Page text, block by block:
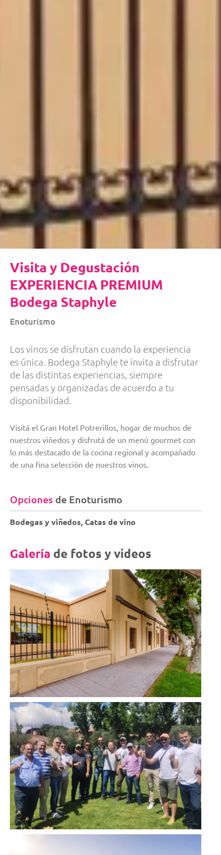
Visita y Degustación
EXPERIENCIA PREMIUM
Bodega Staphyle
Enoturismo
Los vinos se disfrutan cuando la experiencia
es única. Bodega Staphyle te invita a disfrutar
de las distintas experiencias, siempre
pensadas y organizadas de acuerdo a tu
disponibilidad.
Visitá el Gran Hotel Potrerillos, hogar de muchos de
nuestros viñedos y disfrutá de un menú gourmet con
lo más destacado de la cocina regional y acompañado
de una fina selección de nuestros vinos.
Opciones de Enoturismo
Bodegas y viñedos, Catas de vino
Galería de fotos y videos